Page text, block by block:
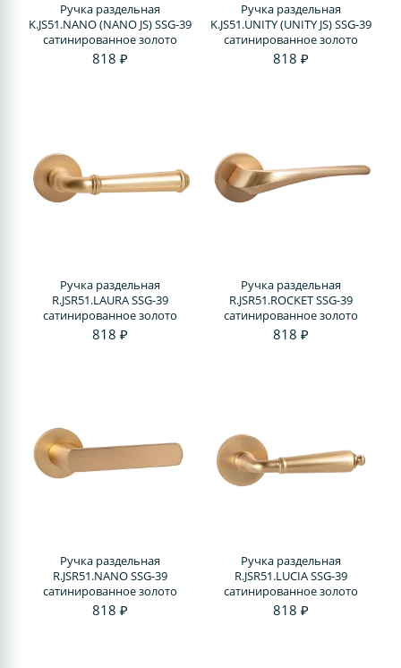
Ручка раздельная
K.JS51.NANO (NANO JS) SSG-39
сатинированное золото
818 ₽
Ручка раздельная
K.JS51.UNITY (UNITY JS) SSG-39
сатинированное золото
818 ₽
Ручка раздельная
R.JSR51.LAURA SSG-39
сатинированное золото
818 ₽
Ручка раздельная
R.JSR51.ROCKET SSG-39
сатинированное золото
818 ₽
Ручка раздельная
R.JSR51.NANO SSG-39
сатинированное золото
818 ₽
Ручка раздельная
R.JSR51.LUCIA SSG-39
сатинированное золото
818 ₽